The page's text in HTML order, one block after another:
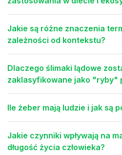
Jakie są różne znaczenia
zależności od kontekstu?
Dlaczego ślimaki lądowe
zaklasyfikowane jako "ryby"
Ile żeber mają ludzie i jak są
Jakie czynniki wpływają na
długość życia człowieka?